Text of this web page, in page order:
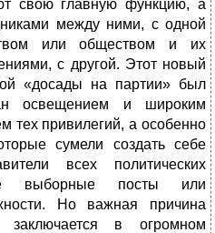
свою главную функцию, а
между ними, с одной
или обществом и их
с другой. Этот новый
«досады на партии» был
освещением и широким
тех привилегий, а особенно
сумели создать себе
всех политических
выбор­ные посты или
Но важная причина
заключается в огромном